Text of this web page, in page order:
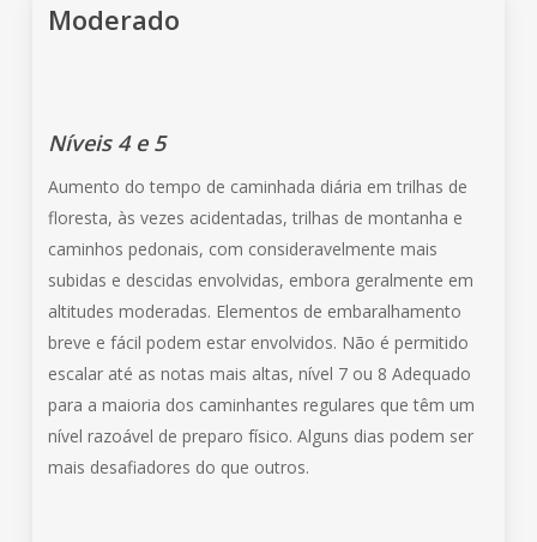
Moderado
Níveis 4 e 5
Aumento do tempo de caminhada diária em trilhas de
floresta, às vezes acidentadas, trilhas de montanha e
caminhos pedonais, com consideravelmente mais
subidas e descidas envolvidas, embora geralmente em
altitudes moderadas. Elementos de embaralhamento
breve e fácil podem estar envolvidos. Não é permitido
escalar até as notas mais altas, nível 7 ou 8 Adequado
para a maioria dos caminhantes regulares que têm um
nível razoável de preparo físico. Alguns dias podem ser
mais desafiadores do que outros.